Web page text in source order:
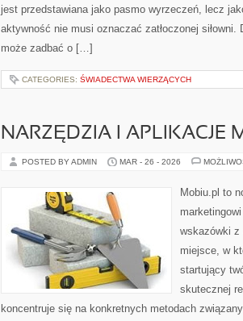
jest przedstawiana jako pasmo wyrzeczeń, lecz
aktywność nie musi oznaczać zatłoczonej
może zadbać o […]
CATEGORIES: ŚWIADECTWA WIERZĄCYCH
NARZĘDZIA I APLIKACJE
POSTED BY ADMIN MAR - 26 - 2026
Mobiu.pl to
wskazówki z
miejsce, w
startujący
skutecznej
koncentruje się na konkretnych metodach